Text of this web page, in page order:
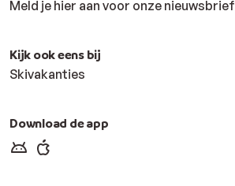
Meld je hier aan voor onze nieuwsbrief
Kijk ook eens bij
Skivakanties
Download de app